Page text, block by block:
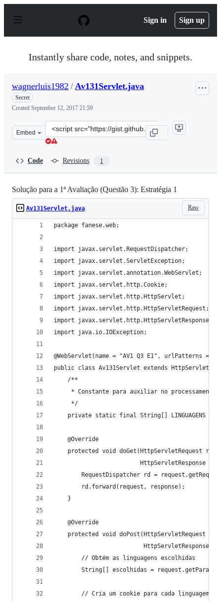
p
Sign in Sign up
Instantly share code, notes, and snippets.
wagnerluis1982 / Av131Servlet.java
Secret
Created September 12, 2017 21:59
Embed
Clone
this
Code Revisions 1
Solução para a 1ª Avaliação (Questão 3): Estratégia 1
Raw
Av131Servlet.java
package fanese.web;
import javax.servlet.RequestDispatcher;
import javax.servlet.ServletException;
import javax.servlet.annotation.WebServlet;
import javax.servlet.http.Cookie;
import javax.servlet.http.HttpServlet;
import javax.servlet.http.HttpServletRequest;
import javax.servlet.http.HttpServletResponse;
import java.io.IOException;
@WebServlet(name = "AV1 Q3 E1", urlPatterns =
public class Av131Servlet extends HttpServlet {
    /**
     * Constante para auxiliar no processamento
     */
private static final String[] LINGUAGENS =
    @Override
protected void doGet(HttpServletRequest
HttpServletResponse
RequestDispatcher rd =
        rd.forward(request, response);
    }
    @Override
protected void doPost(HttpServletRequest
HttpServletResponse
        // Obtém as linguagens escolhidas
String[] escolhidas =
// Cria um cookie para cada linguagem e